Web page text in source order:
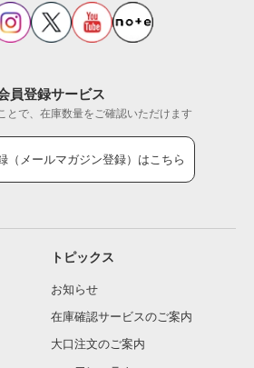
員登録サービス
とで、在庫数量をご確認いただけます
（メールマガジン登録）はこちら
トピックス
お知らせ
在庫確認サービスのご案内
大口注文のご案内